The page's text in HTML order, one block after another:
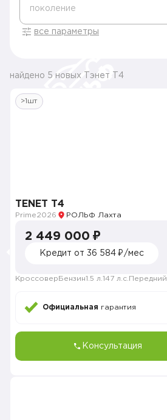
поколение
все параметры
найдено 5 новых Тэнет T4
>1шт
TENET T4
Prime2026 РОЛЬФ Лахта
2 449 000 ₽
Кредит от 36 584 ₽/мес
Кроссовер Бензин1.5 л. 147 л.с. Передний
Официальная гарантия
Консультация